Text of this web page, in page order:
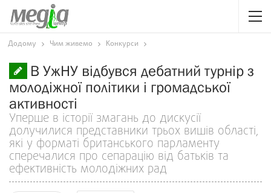
Додому Чим живемо Конкурси
В УжНУ відбувся дебатний турнір з
молодіжної політики і громадської
активності
Уперше в історії змагань до дискусії
долучилися представники трьох вишів області,
які у форматі британського парламенту
сперечалися про сепарацію від батьків та
ефективність молодіжних рад